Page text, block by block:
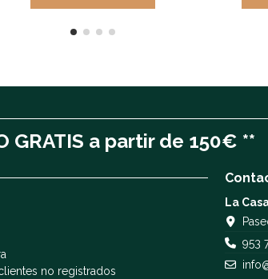
GRATIS a partir de 150€ **
no registrados
La
953